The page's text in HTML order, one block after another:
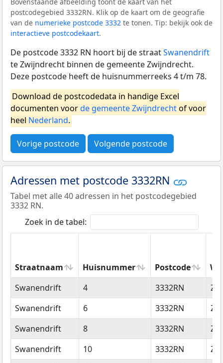
Bovenstaande afbeelding toont de kaart van het
postcodegebied 3332RN. Klik op de kaart om de geografie
van de numerieke postcode 3332 te tonen. Tip: bekijk ook de
interactieve postcodekaart.
De postcode 3332 RN hoort bij de straatSwanendrift
te Zwijndrecht binnen de gemeente Zwijndrecht.
Deze postcode heeft de huisnummerreeks 4 t/m 78.
Download de postcodedata in handige Excel
documenten voorde gemeente Zwijndrechtof voor
heel Nederland.
Vorige postcode Volgende postcode
Adressen met postcode 3332RN
Tabel met alle 40 adressen in het postcodegebied
3332 RN.
Zoek in de tabel:
Straatnaam Huisnummer Postcode
Straatnaam
Huisnummer Postcode
Swanendrift 4 3332RN
Swanendrift
6 3332RN
Swanendrift
8 3332RN
Swanendrift
10 3332RN